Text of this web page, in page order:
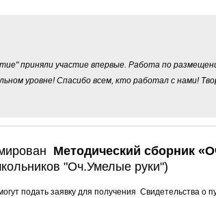
приняли участие впервые. Работа по
уровне! Спасибо всем, кто работал с нами!
Методический сборник
"Оч.Умелые руки")
подать заявку для получения Свидетельства о